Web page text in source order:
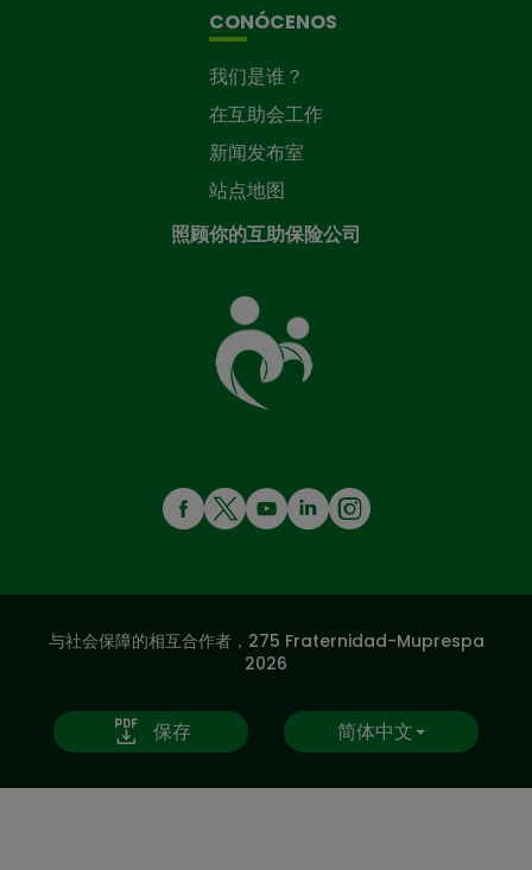
CONÓCENOS
我们是谁？
在互助会工作
新闻发布室
站点地图
照顾你的互助保险公司
您
的
共
MENÚ
SOCIALES
V20
与社会保障的相互合作者，275 Fraternidad-Muprespa
2026
保存 简体中文